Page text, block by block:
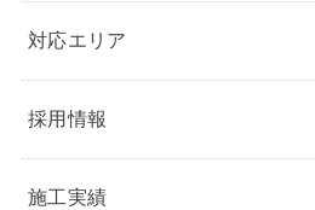
対応エリア
採用情報
施工実績